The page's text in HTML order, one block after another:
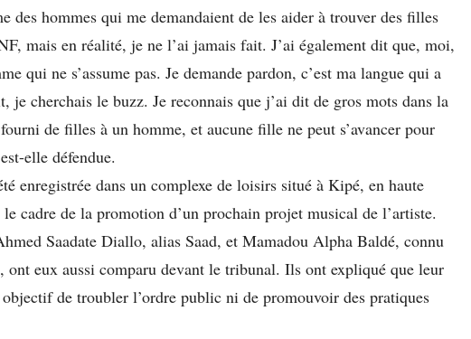
des hommes qui me demandaient de les aider à trouver des filles
mais en réalité, je ne l’ai jamais fait. J’ai également dit que, moi,
qui ne s’assume pas. Je demande pardon, c’est ma langue qui a
je cherchais le buzz. Je reconnais que j’ai dit de gros mots dans la
de filles à un homme, et aucune fille ne peut s’avancer pour
elle défendue.
enregistrée dans un complexe de loisirs situé à Kipé, en haute
cadre de la promotion d’un prochain projet musical de l’artiste.
Saadate Diallo, alias Saad, et Mamadou Alpha Baldé, connu
ont eux aussi comparu devant le tribunal. Ils ont expliqué que leur
objectif de troubler l’ordre public ni de promouvoir des pratiques